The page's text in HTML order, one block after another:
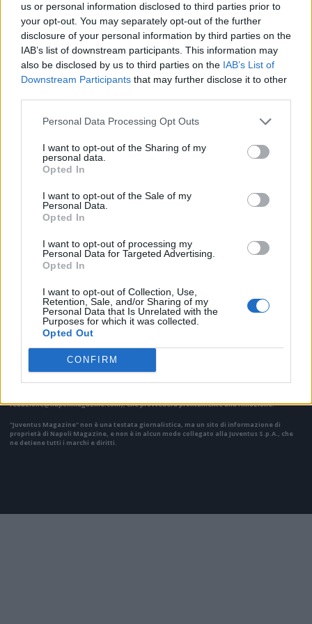
us or personal information disclosed to third parties prior to
your opt-out. You may separately opt-out of the further
disclosure of your personal information by third parties on the
IAB’s list of downstream participants. This information may
also be disclosed by us to third parties on the IAB’s List of
Downstream Participants that may further disclose it to other
Personal Data Processing Opt Outs
I want to opt-out of the Sharing of my
personal data.
Opted In
I want to opt-out of the Sale of my
Personal Data.
Opted In
I want to opt-out of processing my
Personal Data for Targeted Advertising.
Opted In
I want to opt-out of Collection, Use,
Retention, Sale, and/or Sharing of my
Personal Data that Is Unrelated with the
Purposes for which it was collected.
Opted Out
CONFIRM
ritrovando Allegri, l'allenatore avuto proprio ai tempi della
Juventus, tra il 2018 e il 2019".
Il materiale (testo, foto e video) consultabile in questo portale è di nostra proprietà.
Alcune foto (screenshot) ed articoli presenti su "Juventus Magazine" sono in parte giunti
di pubblico dominio. Se i soggetti o gli autori avessero qualcosa in contrario alla
redazione@napolimagazine.com), che provvederà prontamente alla rimozione.
"Juventus Magazine" non è una testata giornalistica, ma un sito di informazione di
proprietà di Napoli Magazine, e non è in alcun modo collegato alla Juventus S.p.A., che
ne detiene tutti i marchi e diritti.